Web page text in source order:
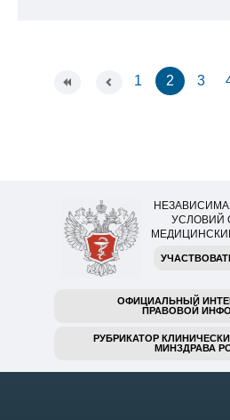
1 2 3
УСЛОВИЙ
ОФИЦИАЛЬНЫЙ
ПРАВОВОЙ
РУБРИКАТОР
МИНЗДРАВА